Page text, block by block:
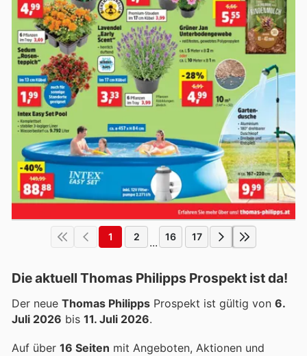
1 2 ... 16 17
Die aktuell Thomas Philipps Prospekt ist da!
Der neue Thomas Philipps Prospekt ist gültig von 6.
Juli 2026 bis 11. Juli 2026.
Auf über 16 Seiten mit Angeboten, Aktionen und